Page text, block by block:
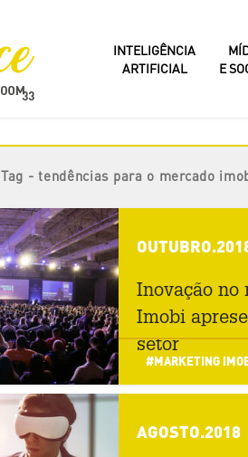
INTELIGÊNCIA
ARTIFICIAL
E
Tag - tendências para o mercado
Inovação no
Imobi
setor
#MARKETING
AGOSTO.2018